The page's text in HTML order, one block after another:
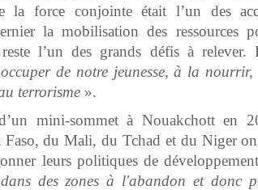
la force conjointe était l’un des
la mobilisation des ressources
reste l’un des grands défis à
de notre jeunesse, à la
terrorisme ».
mini-sommet à Nouakchott en
du Mali, du Tchad et du Niger
leurs politiques de
des zones à l'abandon et donc